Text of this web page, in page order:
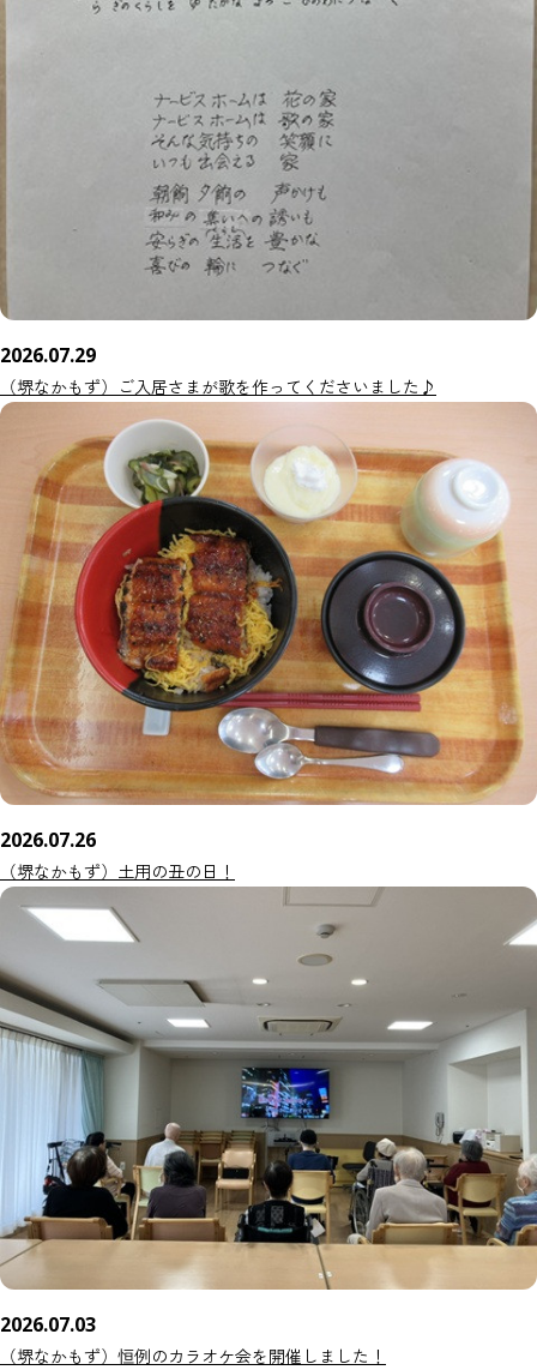
2026.07.29
（堺なかもず）ご入居さまが歌を作ってくださいました♪
2026.07.26
（堺なかもず）土用の丑の日！
2026.07.03
（堺なかもず）恒例のカラオケ会を開催しました！